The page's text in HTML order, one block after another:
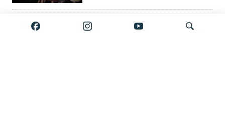
'Guya Əli Kərimliyə 850 min
göndərib' – keçmiş mühafizəçi